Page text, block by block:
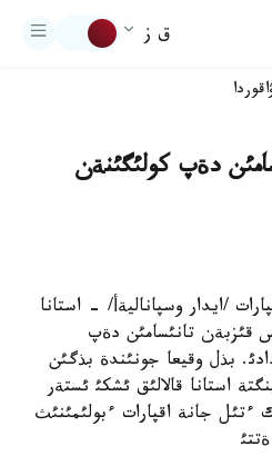
ق ز
اقوردا
دةپ كولئگئنةن
/ايدار وسپاناليةأ/ - استانا
قئزبةن تانئسامئن دةپ
بذل وقيعا جونئندة بذگئن
استانا قالالئق ئشكئ ئستةر
ءتئل جانة اقپارات ءبولئمئنئث